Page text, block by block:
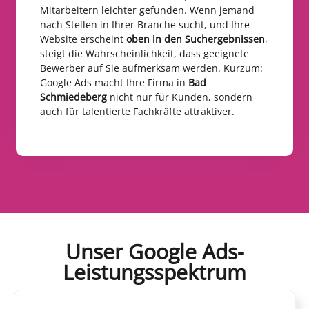
Mitarbeitern leichter gefunden. Wenn jemand
nach Stellen in Ihrer Branche sucht, und Ihre
Website erscheint oben in den Suchergebnissen,
steigt die Wahrscheinlichkeit, dass geeignete
Bewerber auf Sie aufmerksam werden. Kurzum:
Google Ads macht Ihre Firma in Bad
Schmiedeberg nicht nur für Kunden, sondern
auch für talentierte Fachkräfte attraktiver.
Unser Google Ads-
Leistungsspektrum